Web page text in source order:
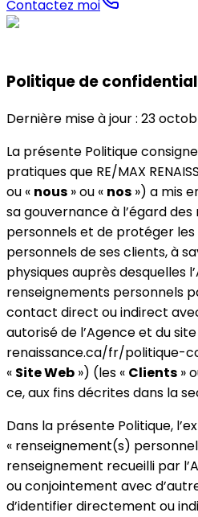
Contactez moi
Politique de
Dernière mise à jour : 23
La présente Politique
pratiques que RE/MAX
ou « nous » ou « nos ») a mis
sa gouvernance à l’égard
personnels et de protéger
personnels de ses clients, à
physiques auprès desquelles
renseignements personnels
contact direct ou indirect
autorisé de l’Agence et du
renaissance.ca/fr/politique-
« Site Web ») (les « Clients »
ce, aux fins décrites dans la
Dans la présente Politique,
« renseignement(s)
renseignement recueilli par
ou conjointement avec
d’identifier directement ou